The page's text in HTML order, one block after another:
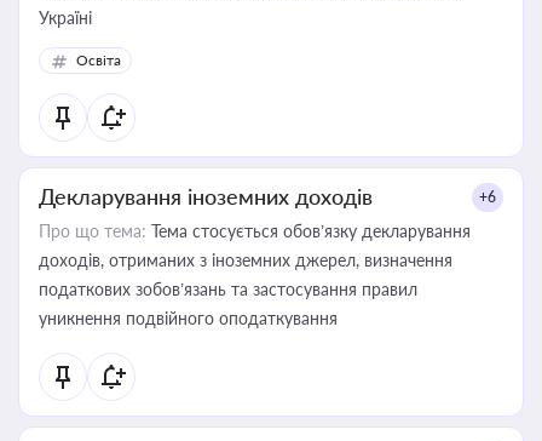
Україні
Освіта
Декларування іноземних доходів +6
Про що тема: Тема стосується обов’язку декларування
доходів, отриманих з іноземних джерел, визначення
податкових зобов’язань та застосування правил
уникнення подвійного оподаткування